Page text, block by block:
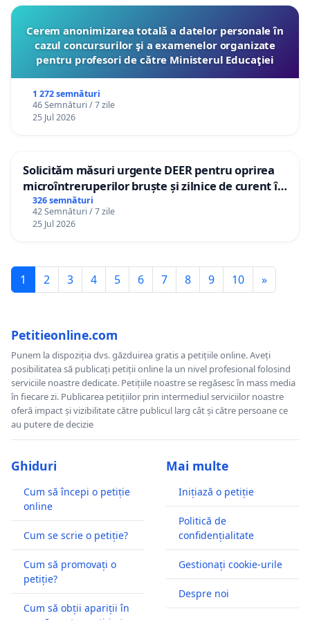
Constituția Romaniei și a dreptului la muncă și
mobilitate profesională, art. 41.
Autonomia universitară nu ar trebui să devină o
Într-o Românie modernă, unde educația superioară
trebuie să fie deschisă, competitivă și mobilă, este
cadrelor didactice universitare.
***
Semnatura dumneavoastra este foarte
importanta.Va rog sa semnati prezenta petitie
privire la mobilitatea - transferul cadrelor didactice
universitare.
Cu sprijinul dumneavoastra, avem sansa sa
demaram impreuna, ca un prim pas, actiunea
de "contestarea regimului actual cu privire la
mobilitatea cadrelor didactice universitare, pe
cale constituțională"
De ce cadrele didactice din invatamantul universitar
nu se pot transfera?
Respect si recunostinta!
prof.univ.dr. Nicolae Radu
Cerem anonimizarea totală a datelor personale în
cazul concursurilor şi a examenelor organizate
pentru profesori de către Ministerul Educaţiei
1 272 semnături
46 Semnături / 7 zile
25 Jul 2026
Solicităm măsuri urgente DEER pentru oprirea
microîntreruperilor bruște și zilnice de curent în
Sâncraiu de Mureș și Nazna
326 semnături
42 Semnături / 7 zile
25 Jul 2026
1 2 3 4 5 6 7 8 9 10 »
Petitieonline.com
Punem la dispoziția dvs. găzduirea gratis a petițiile online. Aveți
posibilitatea să publicați petiții online la un nivel profesional folosind
serviciile noastre dedicate. Petițiile noastre se regăsesc în mass media
în fiecare zi. Publicarea petițiilor prin intermediul serviciilor noastre
oferă impact și vizibilitate către publicul larg cât și către persoane ce
au putere de decizie
Ghiduri
Cum să începi o petiție
online
Cum se scrie o petiție?
Cum să promovați o
petiție?
Cum să obții apariții în
Mai multe
Inițiază o petiție
Politică de
confidențialitate
Gestionați cookie-urile
Despre noi